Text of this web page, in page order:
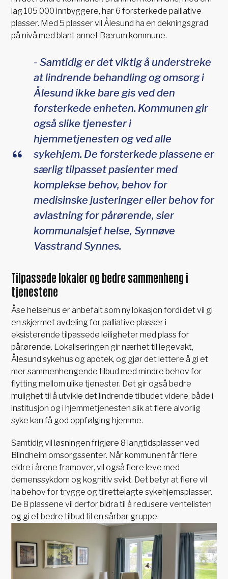
lag 105 000 innbyggere, har 6 forsterkede palliative
plasser. Med 5 plasser vil Ålesund ha en dekningsgrad
på nivå med blant annet Bærum kommune.
- Samtidig er det viktig å understreke
at lindrende behandling og omsorg i
Ålesund ikke bare gis ved den
forsterkede enheten. Kommunen gir
også slike tjenester i
hjemmetjenesten og ved alle
sykehjem. De forsterkede plassene er
særlig tilpasset pasienter med
komplekse behov, behov for
medisinske justeringer eller behov for
avlastning for pårørende, sier
kommunalsjef helse, Synnøve
Vasstrand Synnes.
Tilpassede lokaler og bedre sammenheng i
tjenestene
Åse helsehus er anbefalt som ny lokasjon fordi det vil gi
en skjermet avdeling for palliative plasser i
eksisterende tilpassede leiligheter med plass for
pårørende. Lokaliseringen gir nærhet til legevakt,
Ålesund sykehus og apotek, og gjør det lettere å gi et
mer sammenhengende tilbud med mindre behov for
flytting mellom ulike tjenester. Det gir også bedre
mulighet til å utvikle det lindrende tilbudet videre, både i
institusjon og i hjemmetjenesten slik at flere alvorlig
syke kan få god oppfølging hjemme.
Samtidig vil løsningen frigjøre 8 langtidsplasser ved
Blindheim omsorgssenter. Når kommunen får flere
eldre i årene framover, vil også flere leve med
demenssykdom og kognitiv svikt. Det betyr at flere vil
ha behov for trygge og tilrettelagte sykehjemsplasser.
De 8 plassene vil derfor bidra til å redusere ventelisten
og gi et bedre tilbud til en sårbar gruppe.